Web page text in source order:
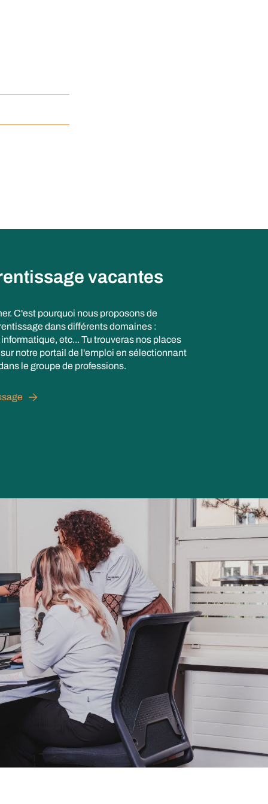
vacantes
C'est pourquoi nous proposons de
dans différents domaines :
etc... Tu trouveras nos places
notre portail de l'emploi en sélectionnant
le groupe de professions.